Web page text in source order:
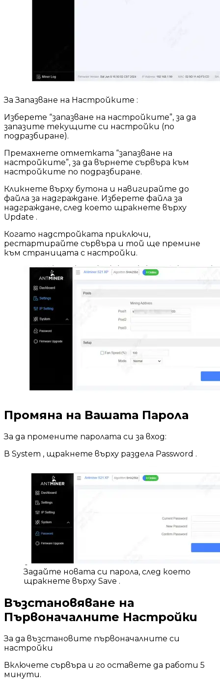
За Запазване на Настройките :
Изберете “запазване на настройките”, за да
запазите текущите си настройки (по
подразбиране).
Премахнете отметката “запазване на
настройките”, за да върнете сървъра към
настройките по подразбиране.
Кликнете върху бутона и навигирайте до
файла за надграждане. Изберете файла за
надграждане, след което щракнете върху
Update .
Когато надстройката приключи,
рестартирайте сървъра и той ще премине
към страницата с настройки.
Промяна на Вашата Парола
За да промените паролата си за вход:
В System , щракнете върху раздела Password .
Задайте новата си парола, след което
щракнете върху Save .
Възстановяване на
Първоначалните Настройки
За да възстановите първоначалните си
настройки
Включете сървъра и го оставете да работи 5
минути.